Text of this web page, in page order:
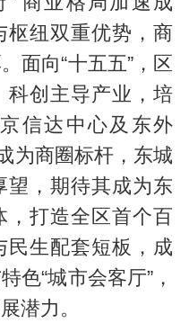
枢纽双重优势，商
面向“十五五”，区
科创主导产业，培
信达中心及东外
为商圈标杆，东城
望，期待其成为东
打造全区首个百
民生配套短板，成
色“城市会客厅”，
潜力。